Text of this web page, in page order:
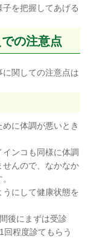
を把握してあげる
の注意点
関しての注意点は
に体調が悪いとき
ンコも同様に体調
んので、なかなか
にして健康状態を
後にまずは受診
回程度診てもらう